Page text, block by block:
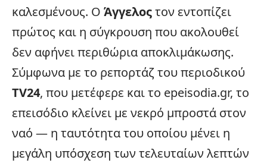
καλεσμένους. Ο Άγγελοςτον εντοπίζει
πρώτος και η σύγκρουση που ακολουθεί
δεν αφήνει περιθώρια αποκλιμάκωσης.
Σύμφωνα με το ρεπορτάζ του περιοδικού
TV24, που μετέφερε και το epeisodia.gr, το
επεισόδιο κλείνει με νεκρό μπροστά στον
ναό — η ταυτότητα του οποίου μένει η
μεγάλη υπόσχεση των τελευταίων λεπτών